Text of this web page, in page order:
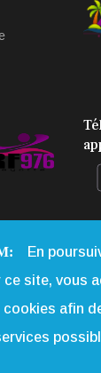
Chiconi FM.
En
site, vous
cookies afin